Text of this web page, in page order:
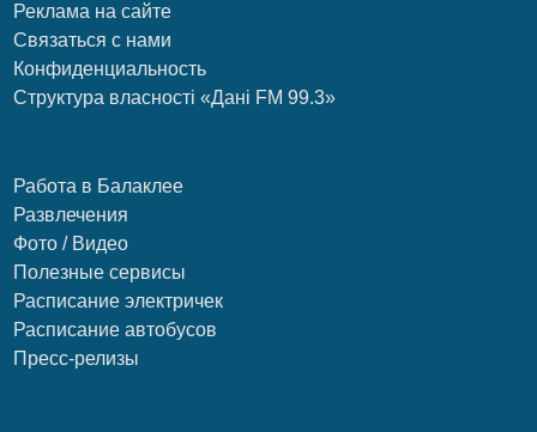
Реклама на сайте
Связаться с нами
Конфиденциальность
Структура власності «Дані FM 99.3»
Работа в Балаклее
Развлечения
Фото / Видео
Полезные сервисы
Расписание электричек
Расписание автобусов
Пресс-релизы